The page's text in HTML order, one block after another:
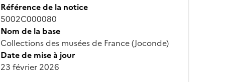
Référence de la notice
5002C000080
Nom de la base
Collections des musées de France (Joconde)
Date de mise à jour
23 février 2026